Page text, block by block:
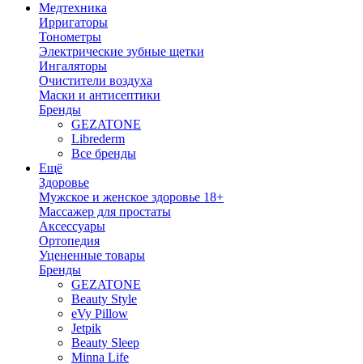
Медтехника
Ирригаторы
Тонометры
Электрические зубные щетки
Ингаляторы
Очистители воздуха
Маски и антисептики
Бренды
GEZATONE
Librederm
Все бренды
Ещё
Здоровье
Мужское и женское здоровье 18+
Массажер для простаты
Аксессуары
Ортопедия
Уцененные товары
Бренды
GEZATONE
Beauty Style
eVy Pillow
Jetpik
Beauty Sleep
Minna Life